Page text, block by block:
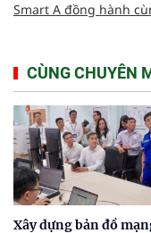
Smart A đồng hành
CÙNG CHUYÊN
Xây dựng bản đồ